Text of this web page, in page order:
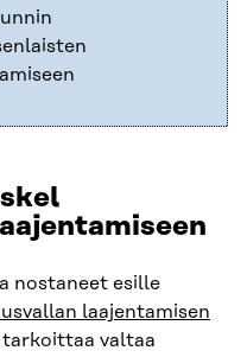
nostaneet esille
laajentamisen
tarkoittaa valtaa